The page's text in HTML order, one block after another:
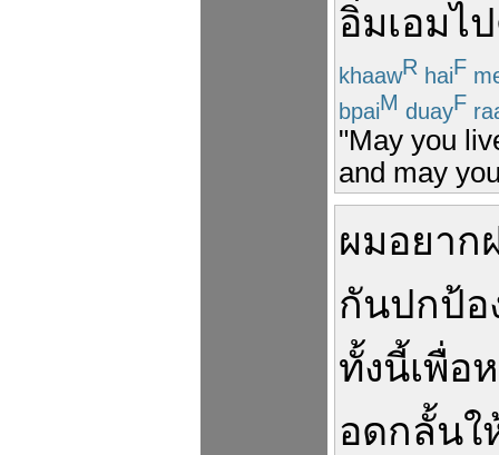
อิ่มเอมไ
khaawR haiF
bpaiM duayF
"May you
and may
ผมอยาก
กันปกป้อ
ทั้งนี้เพื่อ
อดกลั้นใ